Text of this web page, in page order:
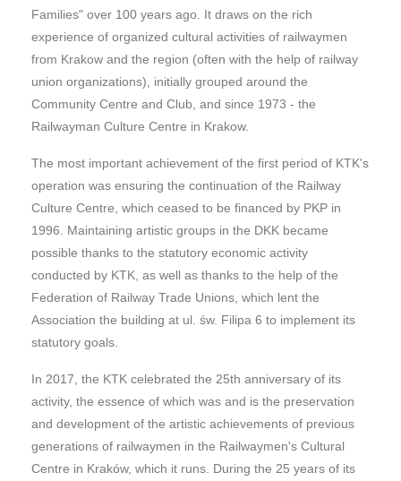
Families" over 100 years ago. It draws on the rich
experience of organized cultural activities of railwaymen
from Krakow and the region (often with the help of railway
union organizations), initially grouped around the
Community Centre and Club, and since 1973 - the
Railwayman Culture Centre in Krakow.
The most important achievement of the first period of KTK's
operation was ensuring the continuation of the Railway
Culture Centre, which ceased to be financed by PKP in
1996. Maintaining artistic groups in the DKK became
possible thanks to the statutory economic activity
conducted by KTK, as well as thanks to the help of the
Federation of Railway Trade Unions, which lent the
Association the building at ul. św. Filipa 6 to implement its
statutory goals.
In 2017, the KTK celebrated the 25th anniversary of its
activity, the essence of which was and is the preservation
and development of the artistic achievements of previous
generations of railwaymen in the Railwaymen's Cultural
Centre in Kraków, which it runs. During the 25 years of its